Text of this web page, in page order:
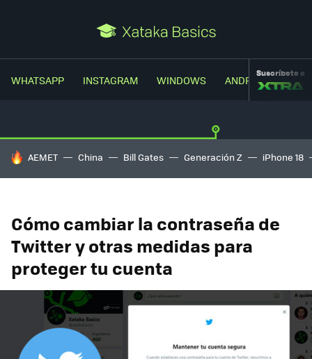
WHATSAPP INSTAGRAM WINDOWS ANDROIDSuscríbete a
HOY SE HABLA DE
AEMET China Bill Gates Generación Z iPhone 18
Cómo cambiar la contraseña de
Twitter y otras medidas para
proteger tu cuenta